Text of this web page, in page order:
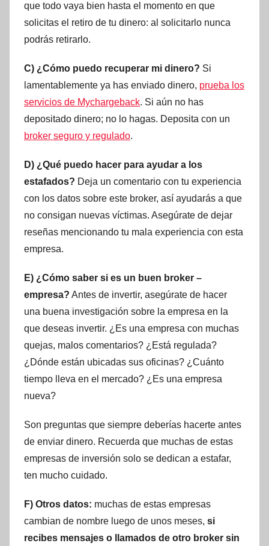
que todo vaya bien hasta el momento en que
solicitas el retiro de tu dinero: al solicitarlo nunca
podrás retirarlo.
C) ¿Cómo puedo recuperar mi dinero? Si
lamentablemente ya has enviado dinero, prueba los
servicios de Mychargeback. Si aún no has
depositado dinero; no lo hagas. Deposita con un
broker seguro y regulado.
D) ¿Qué puedo hacer para ayudar a los
estafados? Deja un comentario con tu experiencia
con los datos sobre este broker, así ayudarás a que
no consigan nuevas víctimas. Asegúrate de dejar
reseñas mencionando tu mala experiencia con esta
empresa.
E) ¿Cómo saber si es un buen broker –
empresa? Antes de invertir, asegúrate de hacer
una buena investigación sobre la empresa en la
que deseas invertir. ¿Es una empresa con muchas
quejas, malos comentarios? ¿Está regulada?
¿Dónde están ubicadas sus oficinas? ¿Cuánto
tiempo lleva en el mercado? ¿Es una empresa
nueva?
Son preguntas que siempre deberías hacerte antes
de enviar dinero. Recuerda que muchas de estas
empresas de inversión solo se dedican a estafar,
ten mucho cuidado.
F) Otros datos: muchas de estas empresas
cambian de nombre luego de unos meses, si
recibes mensajes o llamados de otro broker sin